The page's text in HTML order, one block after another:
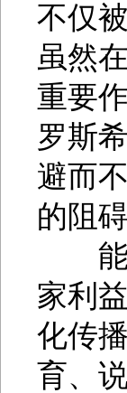
不仅
虽然
重要
罗斯
避而
的阻
能够
家利
化传
育、